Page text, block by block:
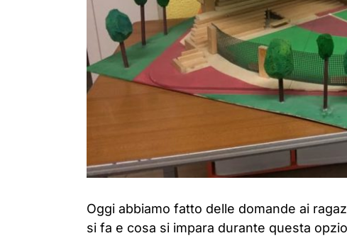
Oggi abbiamo fatto delle domande ai
si fa e cosa si impara durante questa